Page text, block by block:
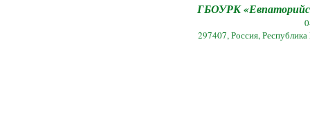
ГБОУРК
297407, Россия,